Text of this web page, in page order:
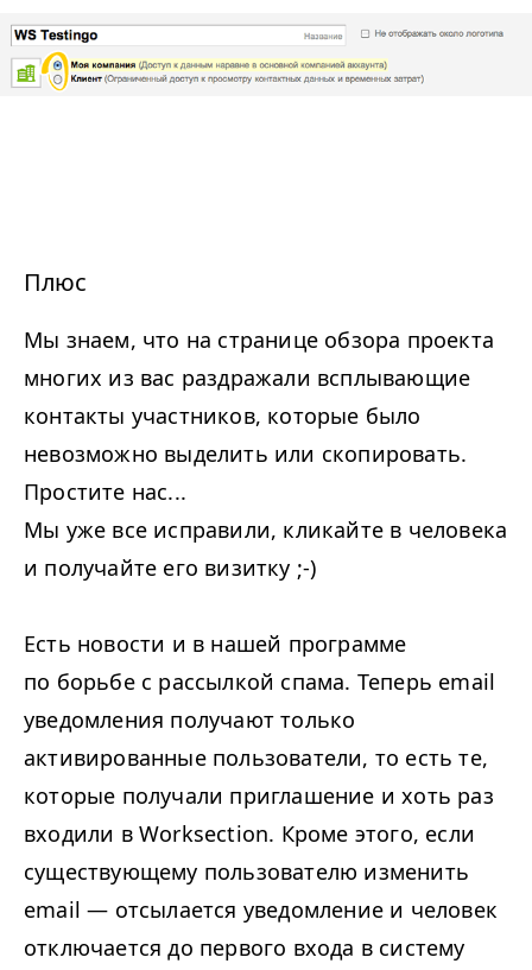
Плюс
Мы знаем, что на странице обзора проекта
многих из вас раздражали всплывающие
контакты участников, которые было
невозможно выделить или скопировать.
Простите нас...
Мы уже все исправили, кликайте в человека
и получайте его визитку ;-)
Есть новости и в нашей программе
по борьбе с рассылкой спама. Теперь email
уведомления получают только
активированные пользователи, то есть те,
которые получали приглашение и хоть раз
входили в Worksection. Кроме этого, если
существующему пользователю изменить
email — отсылается уведомление и человек
отключается до первого входа в систему